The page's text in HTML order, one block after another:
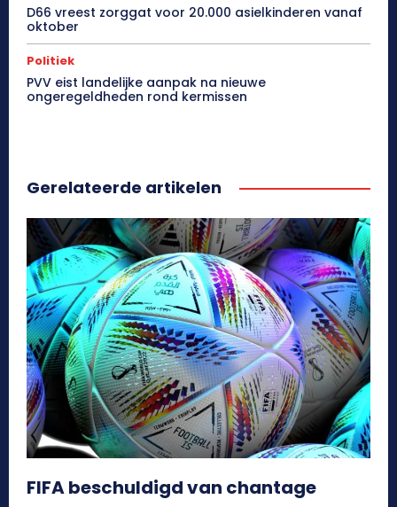
D66 vreest zorggat voor 20.000 asielkinderen vanaf
oktober
Politiek
PVV eist landelijke aanpak na nieuwe
ongeregeldheden rond kermissen
Gerelateerde artikelen
FIFA beschuldigd van chantage